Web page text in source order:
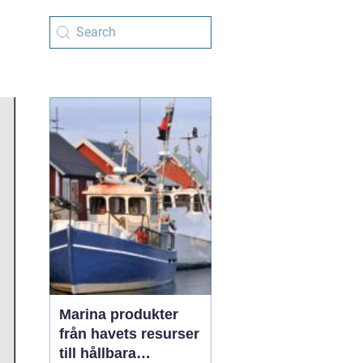
Marina produkter
från havets resurser
till hållbara